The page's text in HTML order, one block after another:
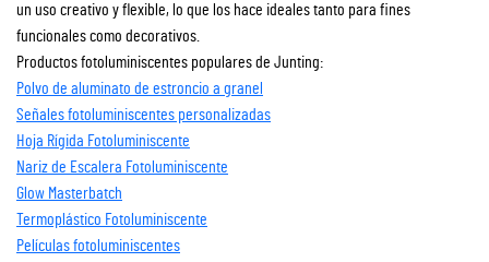
un uso creativo y flexible, lo que los hace ideales tanto para fines
funcionales como decorativos.
Productos fotoluminiscentes populares de Junting:
Polvo de aluminato de estroncio a granel
Señales fotoluminiscentes personalizadas
Hoja Rígida Fotoluminiscente
Nariz de Escalera Fotoluminiscente
Glow Masterbatch
Termoplástico Fotoluminiscente
Películas fotoluminiscentes